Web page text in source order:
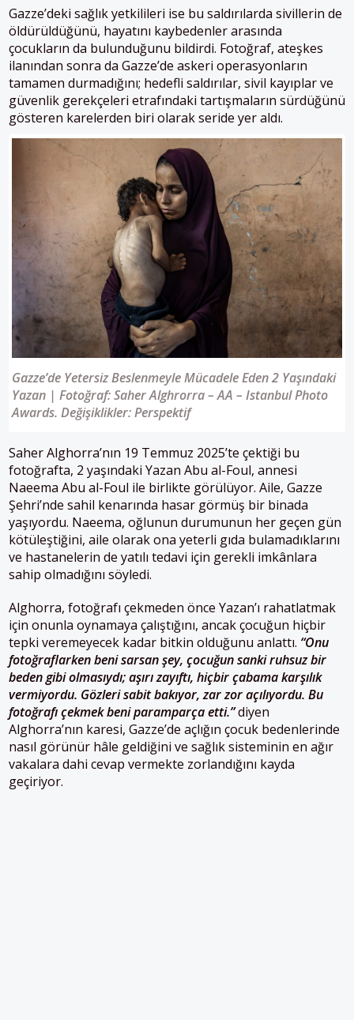
Gazze’deki sağlık yetkilileri ise bu saldırılarda sivillerin de
öldürüldüğünü, hayatını kaybedenler arasında
çocukların da bulunduğunu bildirdi. Fotoğraf, ateşkes
ilanından sonra da Gazze’de askeri operasyonların
tamamen durmadığını; hedefli saldırılar, sivil kayıplar ve
güvenlik gerekçeleri etrafındaki tartışmaların sürdüğünü
gösteren karelerden biri olarak seride yer aldı.
Gazze’de Yetersiz Beslenmeyle Mücadele Eden 2 Yaşındaki
Yazan | Fotoğraf: Saher Alghrorra – AA – Istanbul Photo
Awards. Değişiklikler: Perspektif
Saher Alghorra’nın 19 Temmuz 2025’te çektiği bu
fotoğrafta, 2 yaşındaki Yazan Abu al-Foul, annesi
Naeema Abu al-Foul ile birlikte görülüyor. Aile, Gazze
Şehri’nde sahil kenarında hasar görmüş bir binada
yaşıyordu. Naeema, oğlunun durumunun her geçen gün
kötüleştiğini, aile olarak ona yeterli gıda bulamadıklarını
ve hastanelerin de yatılı tedavi için gerekli imkânlara
sahip olmadığını söyledi.
Alghorra, fotoğrafı çekmeden önce Yazan’ı rahatlatmak
için onunla oynamaya çalıştığını, ancak çocuğun hiçbir
tepki veremeyecek kadar bitkin olduğunu anlattı. “Onu
fotoğraflarken beni sarsan şey, çocuğun sanki ruhsuz bir
beden gibi olmasıydı; aşırı zayıftı, hiçbir çabama karşılık
vermiyordu. Gözleri sabit bakıyor, zar zor açılıyordu. Bu
fotoğrafı çekmek beni paramparça etti.”diyen
Alghorra’nın karesi, Gazze’de açlığın çocuk bedenlerinde
nasıl görünür hâle geldiğini ve sağlık sisteminin en ağır
vakalara dahi cevap vermekte zorlandığını kayda
geçiriyor.